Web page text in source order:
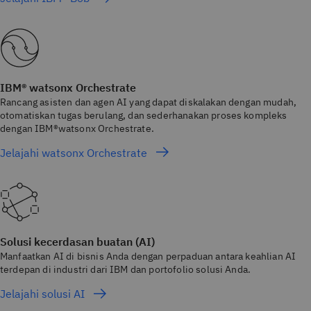
IBM® watsonx Orchestrate
Rancang asisten dan agen AI yang dapat diskalakan dengan mudah,
otomatiskan tugas berulang, dan sederhanakan proses kompleks
dengan IBM®watsonx Orchestrate.
Jelajahi watsonx Orchestrate
Solusi kecerdasan buatan (AI)
Manfaatkan AI di bisnis Anda dengan perpaduan antara keahlian AI
terdepan di industri dari IBM dan portofolio solusi Anda.
Jelajahi solusi AI